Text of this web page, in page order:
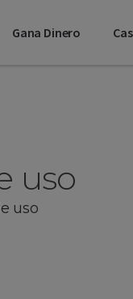
Gana Dinero
uso
uso